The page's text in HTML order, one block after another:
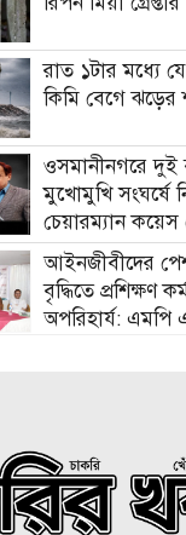
রাত ১টার মধ্যে
কিমি বেগে ঝড়ের
ওসমানীনগরে দুই
মুখোমুখি সংঘর্ষে
চেয়ারম্যান
‎আইনজীবীদের
বৃদ্ধিতে প্রশিক্ষণ
অপরিহার্য:
হামের উপসর্গে
মৃত্যু